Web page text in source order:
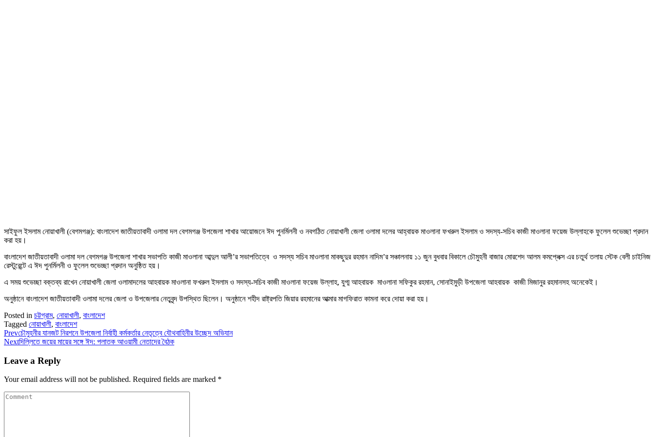
সাইফুল ইসলাম নোয়াখালী (বেগমগঞ্জ): বাংলাদেশ জাতীয়তাবাদী ওলামা দল বেগমগঞ্জ উপজেলা শাখার আয়োজনে ঈদ পুনর্মিলনী ও নবগঠিত নোয়াখালী জেলা ওলামা দলের আহ্বায়ক মাওলানা ফখরুল ইসলাম ও সদস্য-সচিব কাজী মাওলানা ফয়েজ উল্লাহকে ফুলেল শুভেচ্ছা প্রদান
করা হয়।
বাংলাদেশ জাতীয়তাবাদী ওলামা দল বেগমগঞ্জ উপজেলা শাখার সভাপতি কাজী মাওলানা আব্দুল আলী’র সভাপতিত্বে ও সদস্য সচিব মাওলানা মাকছুদুর রহমান নাদিম’র সঞ্চালনায় ১১ জুন বুধবার বিকালে চৌমুহনী বাজার মোরশেদ আলম কমপ্লেক্স এর চতুর্থ তলায় স্টেক বেলী চাইনিজ
রেস্টুরেন্টে এ ঈদ পুনর্মিলনী ও ফুলেল শুভেচ্ছা প্রদান অনুষ্ঠিত হয়।
এ সময় শুভেচ্ছা বক্তব্য রাখেন নোয়াখালী জেলা ওলামাদলের আহবায়ক মাওলানা ফখরুল ইসলাম ও সদস্য-সচিব কাজী মাওলানা ফয়েজ উল্লাহ, যুগ্ম আহবায়ক মাওলানা সফিকুর রহমান, সোনাইমুড়ী উপজেলা আহবায়ক কাজী মিজানুর রহমানসহ অনেকেই।
অনুষ্ঠানে বাংলাদেশ জাতীয়তাবাদী ওলামা দলের জেলা ও উপজেলার নেতৃবৃন্দ উপস্থিত ছিলেন। অনুষ্ঠানে শহীদ রাষ্ট্রপতি জিয়ার রহমানের আত্মার মাগফিরাত কামনা করে দোয়া করা হয়।
Posted in চট্টগ্রাম, নোয়াখালী, বাংলাদেশ
Tagged নোয়াখালী, বাংলাদেশ
Prevচৌমুহনীর যানজট নিরশনে উপজেলা নির্বাহী কর্মকর্তার নেতৃত্বে যৌথবাহিনীর উচ্ছেদ অভিযান
Nextদিল্লিতে জয়ের মায়ের সঙ্গে ঈদ: পলাতক আওয়ামী নেতাদের বৈঠক
Leave a Reply
Your email address will not be published. Required fields are marked *